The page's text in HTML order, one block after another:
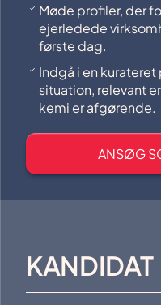
Møde profiler, der
ejerledede
første dag.
Indgå i en
situation, relevant
kemi er afgørende.
ANSØG
KANDIDAT